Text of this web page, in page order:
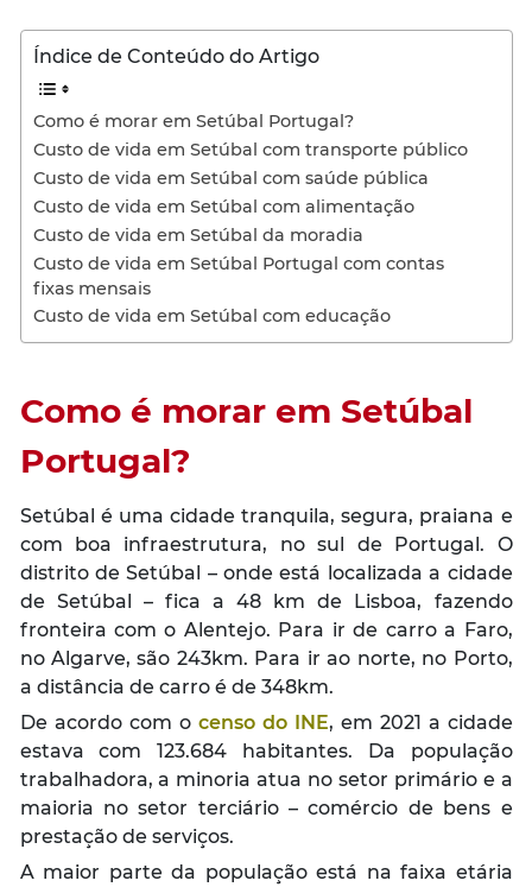
Índice de Conteúdo do Artigo
Como é morar em Setúbal Portugal?
Custo de vida em Setúbal com transporte público
Custo de vida em Setúbal com saúde pública
Custo de vida em Setúbal com alimentação
Custo de vida em Setúbal da moradia
Custo de vida em Setúbal Portugal com contas
fixas mensais
Custo de vida em Setúbal com educação
Como é morar em Setúbal
Portugal?
Setúbal é uma cidade tranquila, segura, praiana e
com boa infraestrutura, no sul de Portugal. O
distrito de Setúbal – onde está localizada a cidade
de Setúbal – fica a 48 km de Lisboa, fazendo
fronteira com o Alentejo. Para ir de carro a Faro,
no Algarve, são 243km. Para ir ao norte, no Porto,
a distância de carro é de 348km.
De acordo com o censo do INE, em 2021 a cidade
estava com 123.684 habitantes. Da população
trabalhadora, a minoria atua no setor primário e a
maioria no setor terciário – comércio de bens e
prestação de serviços.
A maior parte da população está na faixa etária